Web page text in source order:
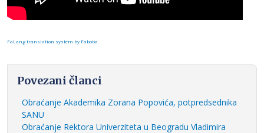
FaLang translation system by Faboba
Povezani članci
Obraćanje Akademika Zorana Popovića, potpredsednika
SANU
Obraćanje Rektora Univerziteta u Beogradu Vladimira